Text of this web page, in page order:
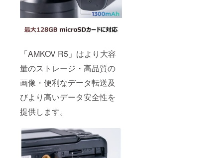
「AMKOV R5」はより大容
量のストレージ・高品質の
画像・便利なデータ転送及
びより高いデータ安全性を
提供します。